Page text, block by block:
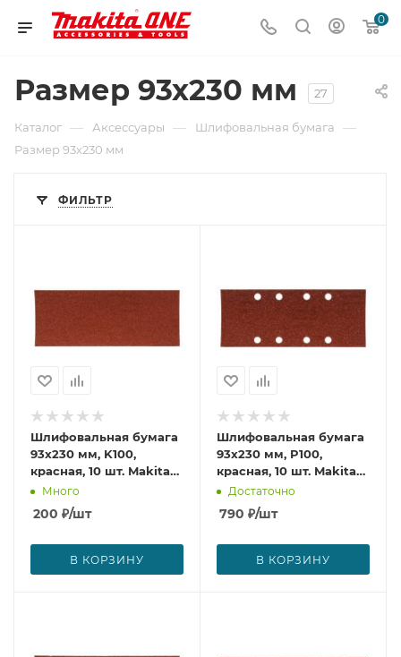
0
Размер 93х230 мм 27
Каталог — Аксессуары — Шлифовальная бумага —
Размер 93х230 мм
ФИЛЬТР
Шлифовальная бумага
93х230 мм, K100,
красная, 10 шт. Makita
P-32954
Много
200 ₽/шт
В КОРЗИНУ
Шлифовальная бумага
93х230 мм, P100,
красная, 10 шт. Makita
P-31865
Достаточно
790 ₽/шт
В КОРЗИНУ